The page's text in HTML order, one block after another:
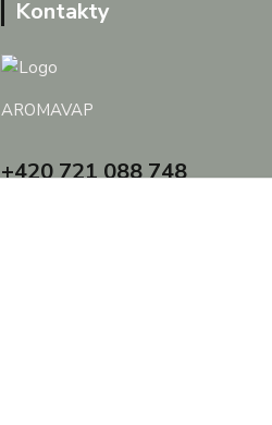
Kontakty
AROMAVAP
+420 721 088 748